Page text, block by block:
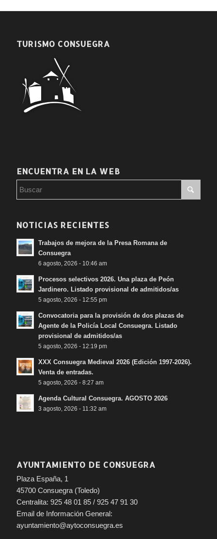
TURISMO CONSUEGRA
ENCUENTRA EN LA WEB
NOTICIAS RECIENTES
Trabajos de mejora de la Presa Romana de
Consuegra
6 agosto, 2026 - 10:46 am
Procesos selectivos 2026. Una plaza de Peón
Jardinero. Listado provisional de admitidos/as
5 agosto, 2026 - 12:55 pm
Convocatoria para la provisión de dos plazas de
Agente de la Policía Local Consuegra. Listado
provisional de admitidos/as
5 agosto, 2026 - 12:19 pm
XXX Consuegra Medieval 2026 (Edición 1997-2026).
Venta de entradas.
5 agosto, 2026 - 8:27 am
Agenda Cultural Consuegra. AGOSTO 2026
3 agosto, 2026 - 11:32 am
AYUNTAMIENTO DE CONSUEGRA
Plaza España, 1
45700 Consuegra (Toledo)
Centralita: 925 48 01 85 / 925 47 91 30
Email de Información General:
ayuntamiento@aytoconsuegra.es